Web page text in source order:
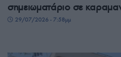
σημειωματάριο σε
29/07/2026 - 7:58μμ